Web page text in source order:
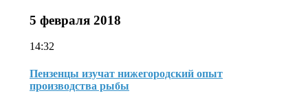
5 февраля 2018
14:32
Пензенцы изучат нижегородский опыт
производства рыбы